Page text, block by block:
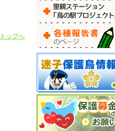
ップへ